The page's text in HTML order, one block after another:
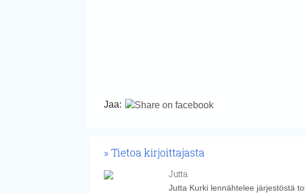
Jaa:
Tietoa kirjoittajasta
Jutta
Jutta Kurki lennähtelee järjestöstä